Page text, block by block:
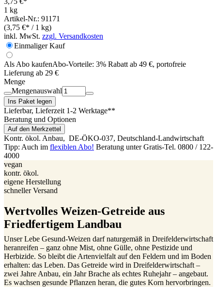
1 kg
Artikel-Nr.: 91171
(3,75 €* / 1 kg)
inkl. MwSt. zzgl. Versandkosten
Einmaliger Kauf
Als Abo kaufenAbo-Vorteile: 3% Rabatt ab 49 €, portofreie
Lieferung ab 29 €
Menge
Mengenauswahl
Ins Paket legen
Lieferbar, Lieferzeit 1-2 Werktage**
Beratung und Optionen
Auf den Merkzettel
Kontr. ökol. Anbau, DE-ÖKO-037, Deutschland-Landwirtschaft
Tipp: Auch im flexiblen Abo! Beratung unter Gratis-Tel. 0800 / 122-
4000
vegan
kontr. ökol.
eigene Herstellung
schneller Versand
Wertvolles Weizen-Getreide aus
Friedfertigem Landbau
Unser Lebe Gesund-Weizen darf naturgemäß in Dreifelderwirtschaft
heranreifen – ganz ohne Mist, ohne Gülle, ohne Pestizide und
Herbizide. So bleibt die Artenvielfalt auf den Feldern und im Boden
erhalten: das Leben. Das Getreide wird in Dreifelderwirtschaft –
zwei Jahre Anbau, ein Jahr Brache als echtes Ruhejahr – angebaut.
Es wachsen gesunde Pflanzen heran, die gutes Korn hervorbringen.